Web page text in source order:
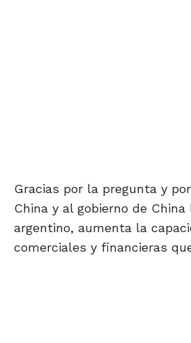
Gracias por la pregunta y
China y al gobierno de
argentino, aumenta la
comerciales y financieras